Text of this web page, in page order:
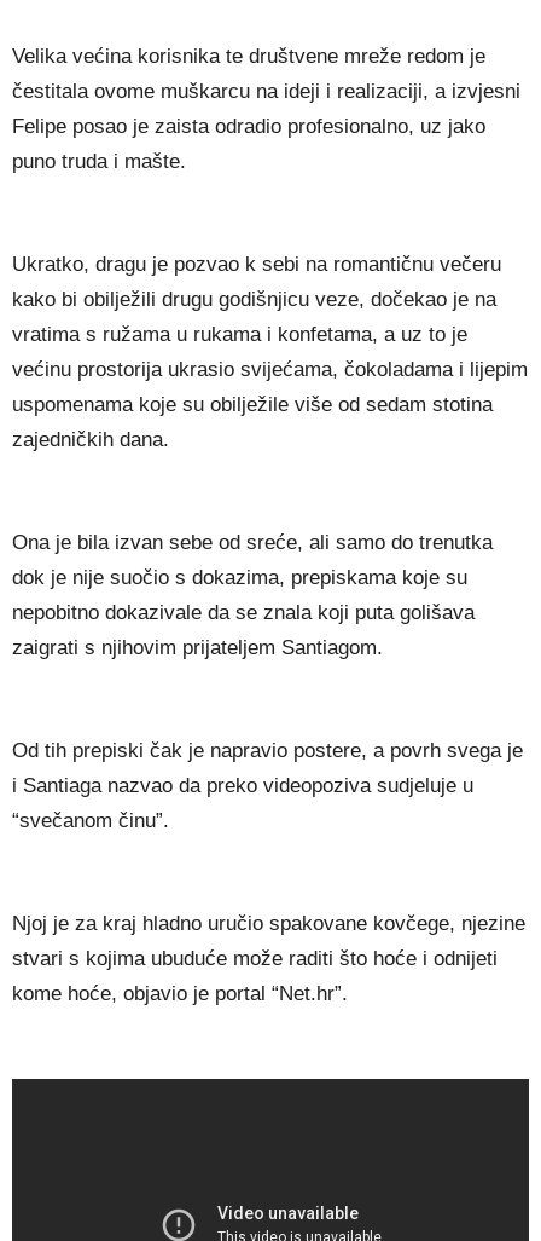
Velika većina korisnika te društvene mreže redom je
čestitala ovome muškarcu na ideji i realizaciji, a izvjesni
Felipe posao je zaista odradio profesionalno, uz jako
puno truda i mašte.
Ukratko, dragu je pozvao k sebi na romantičnu večeru
kako bi obilježili drugu godišnjicu veze, dočekao je na
vratima s ružama u rukama i konfetama, a uz to je
većinu prostorija ukrasio svijećama, čokoladama i lijepim
uspomenama koje su obilježile više od sedam stotina
zajedničkih dana.
Ona je bila izvan sebe od sreće, ali samo do trenutka
dok je nije suočio s dokazima, prepiskama koje su
nepobitno dokazivale da se znala koji puta golišava
zaigrati s njihovim prijateljem Santiagom.
Od tih prepiski čak je napravio postere, a povrh svega je
i Santiaga nazvao da preko videopoziva sudjeluje u
“svečanom činu”.
Njoj je za kraj hladno uručio spakovane kovčege, njezine
stvari s kojima ubuduće može raditi što hoće i odnijeti
kome hoće, objavio je portal “Net.hr”.